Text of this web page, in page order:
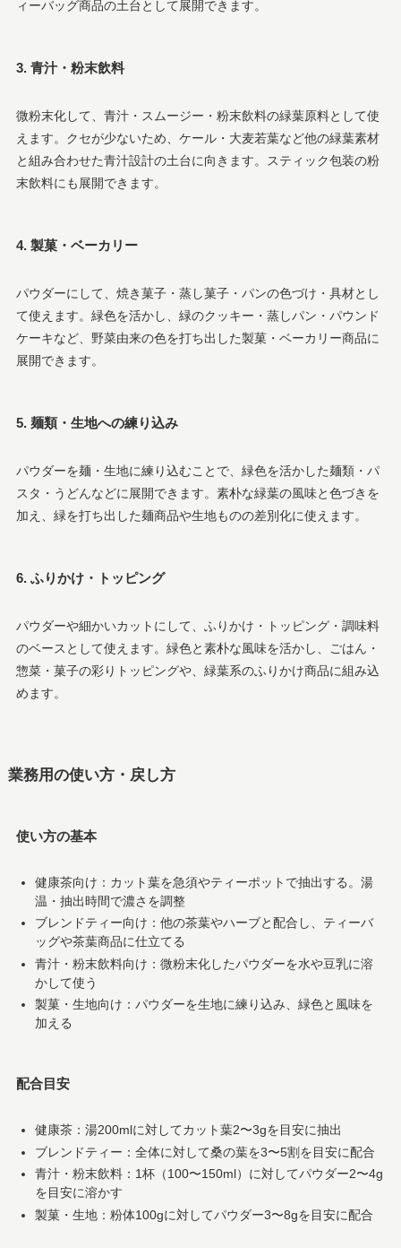
ィーバッグ商品の土台として展開できます。
3. 青汁・粉末飲料
微粉末化して、青汁・スムージー・粉末飲料の緑葉原料として使
えます。クセが少ないため、ケール・大麦若葉など他の緑葉素材
と組み合わせた青汁設計の土台に向きます。スティック包装の粉
末飲料にも展開できます。
4. 製菓・ベーカリー
パウダーにして、焼き菓子・蒸し菓子・パンの色づけ・具材とし
て使えます。緑色を活かし、緑のクッキー・蒸しパン・パウンド
ケーキなど、野菜由来の色を打ち出した製菓・ベーカリー商品に
展開できます。
5. 麺類・生地への練り込み
パウダーを麺・生地に練り込むことで、緑色を活かした麺類・パ
スタ・うどんなどに展開できます。素朴な緑葉の風味と色づきを
加え、緑を打ち出した麺商品や生地ものの差別化に使えます。
6. ふりかけ・トッピング
パウダーや細かいカットにして、ふりかけ・トッピング・調味料
のベースとして使えます。緑色と素朴な風味を活かし、ごはん・
惣菜・菓子の彩りトッピングや、緑葉系のふりかけ商品に組み込
めます。
業務用の使い方・戻し方
使い方の基本
健康茶向け：カット葉を急須やティーポットで抽出する。湯
温・抽出時間で濃さを調整
ブレンドティー向け：他の茶葉やハーブと配合し、ティーバ
ッグや茶葉商品に仕立てる
青汁・粉末飲料向け：微粉末化したパウダーを水や豆乳に溶
かして使う
製菓・生地向け：パウダーを生地に練り込み、緑色と風味を
加える
配合目安
健康茶：湯200mlに対してカット葉2〜3gを目安に抽出
ブレンドティー：全体に対して桑の葉を3〜5割を目安に配合
青汁・粉末飲料：1杯（100〜150ml）に対してパウダー2〜4g
を目安に溶かす
製菓・生地：粉体100gに対してパウダー3〜8gを目安に配合